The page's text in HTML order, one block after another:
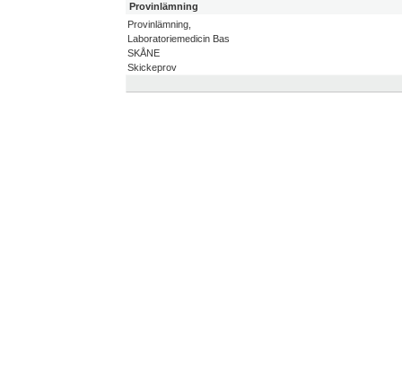
Provinlämning
Provinlämning,
Laboratoriemedicin Bas
SKÅNE
Skickeprov